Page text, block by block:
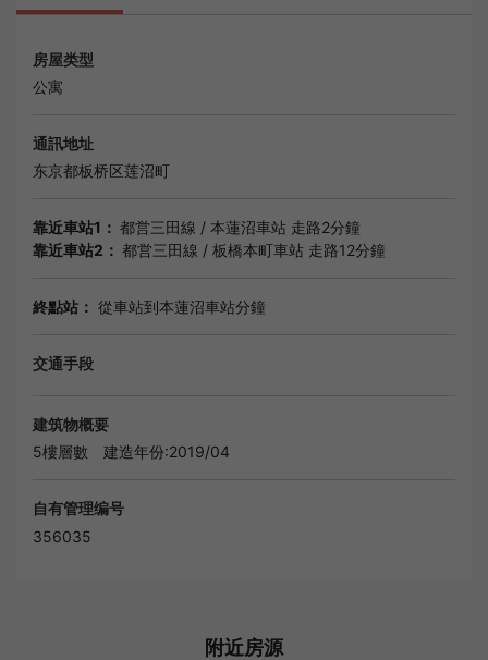
房屋类型
公寓
通訊地址
东京都板桥区莲沼町
靠近車站1： 都営三田線 / 本蓮沼車站 走路2分鐘
靠近車站2： 都営三田線 / 板橋本町車站 走路12分鐘
終點站： 從車站到本蓮沼車站分鐘
交通手段
建筑物概要
5樓層數
建造年份:2019/04
自有管理编号
356035
附近房源